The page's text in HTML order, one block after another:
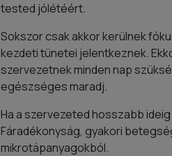
tested jólétéért.
Sokszor csak akkor kerülnek
kezdeti tünetei jelentkeznek.
szervezetnek minden nap
egészséges maradj.
Ha a szervezeted hosszabb
Fáradékonyság, gyakori
mikrotápanyagokból.